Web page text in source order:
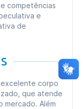
competências
e
de
corpo
que atende
mercado. Além